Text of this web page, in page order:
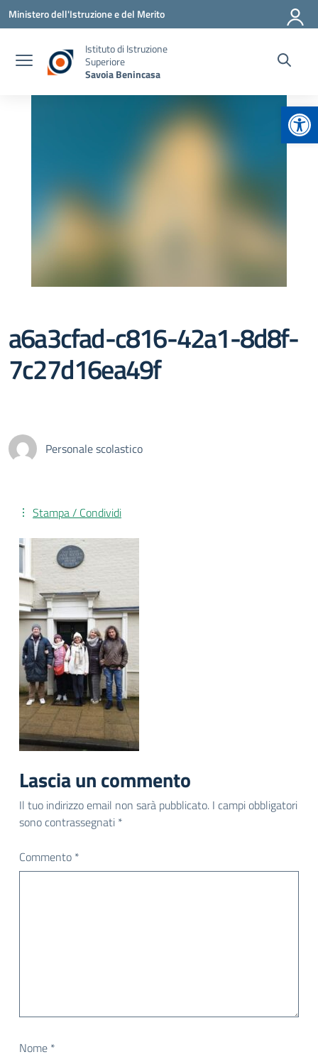
Vai ai contenuti
Vai al menu di navigazione
Vai al footer
Ministero dell'Istruzione e del Merito
Istituto di Istruzione
Superiore
Savoia Benincasa
a6a3cfad-c816-42a1-8d8f-
7c27d16ea49f
Personale scolastico
Stampa / Condividi
Lascia un commento
Il tuo indirizzo email non sarà pubblicato. I campi obbligatori
sono contrassegnati *
Commento *
Nome *